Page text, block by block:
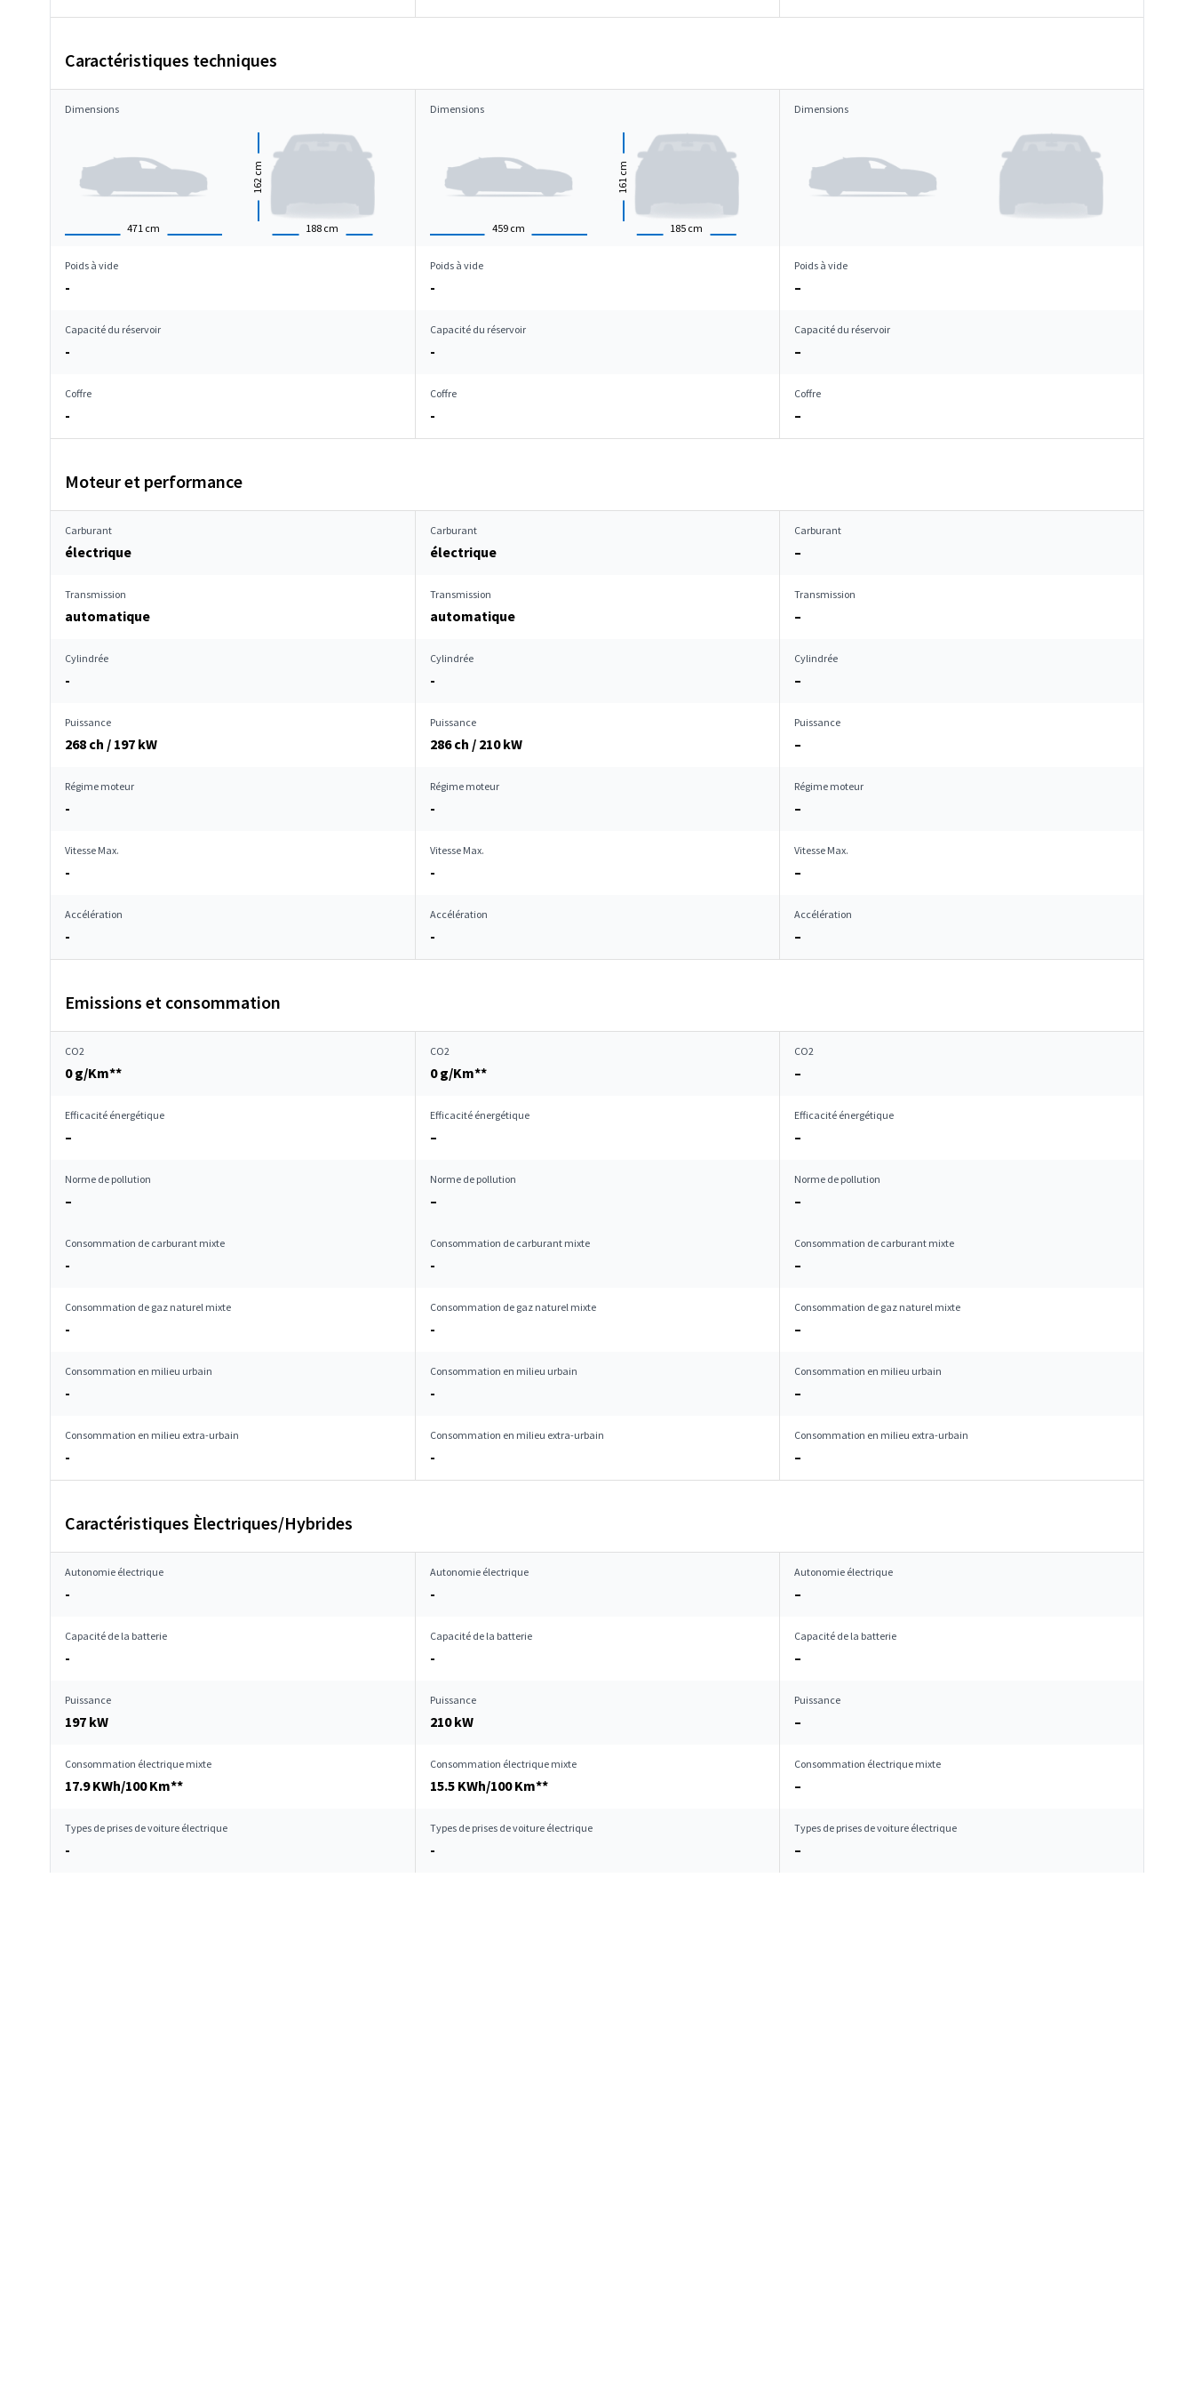
Caractéristiques techniques
Dimensions
471 cm 188 cm
162
cm
Dimensions
459 cm 185 cm
161
cm
Dimensions
Poids à vide
-
Poids à vide
-
Poids à vide
–
Capacité du réservoir
-
Capacité du réservoir
-
Capacité du réservoir
–
Coffre
-
Coffre
-
Coffre
–
Moteur et performance
Carburant
électrique
Carburant
électrique
Carburant
–
Transmission
automatique
Transmission
automatique
Transmission
–
Cylindrée
-
Cylindrée
-
Cylindrée
–
Puissance
268 ch / 197 kW
Puissance
286 ch / 210 kW
Puissance
–
Régime moteur
-
Régime moteur
-
Régime moteur
–
Vitesse Max.
-
Vitesse Max.
-
Vitesse Max.
–
Accélération
-
Accélération
-
Accélération
–
Emissions et consommation
CO2
0 g/Km**
CO2
0 g/Km**
CO2
–
Efficacité énergétique
–
Efficacité énergétique
–
Efficacité énergétique
–
Norme de pollution
–
Norme de pollution
–
Norme de pollution
–
Consommation de carburant mixte
-
Consommation de carburant mixte
-
Consommation de carburant mixte
–
Consommation de gaz naturel mixte
-
Consommation de gaz naturel mixte
-
Consommation de gaz naturel mixte
–
Consommation en milieu urbain
-
Consommation en milieu urbain
-
Consommation en milieu urbain
–
Consommation en milieu extra-urbain
-
Consommation en milieu extra-urbain
-
Consommation en milieu extra-urbain
–
Caractéristiques Èlectriques/Hybrides
Autonomie électrique
-
Autonomie électrique
-
Autonomie électrique
–
Capacité de la batterie
-
Capacité de la batterie
-
Capacité de la batterie
–
Puissance
197 kW
Puissance
210 kW
Puissance
–
Consommation électrique mixte
17.9 KWh/100 Km**
Consommation électrique mixte
15.5 KWh/100 Km**
Consommation électrique mixte
–
Types de prises de voiture électrique
-
Types de prises de voiture électrique
-
Types de prises de voiture électrique
–